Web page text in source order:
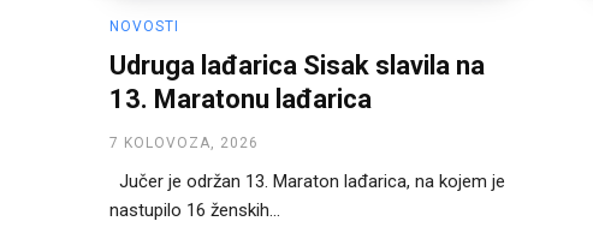
NOVOSTI
Udruga lađarica Sisak slavila na
13. Maratonu lađarica
7 KOLOVOZA, 2026
Jučer je održan 13. Maraton lađarica, na kojem je
nastupilo 16 ženskih...